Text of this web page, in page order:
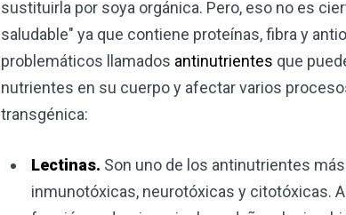
sustituirla por soya orgánica. Pero, eso no es
saludable" ya que contiene proteínas, fibra y
problemáticos llamados antinutrientes que
nutrientes en su cuerpo y afectar varios
transgénica:
Lectinas. Son uno de los antinutrientes
inmunotóxicas, neurotóxicas y citotóxicas.